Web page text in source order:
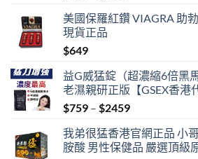
$489
美國保羅紅鑽 VIAGRA 助
現貨正品
$649
益G威猛錠（超濃縮6倍黑
老濕親研正版【GSEX香港
$759 – $2459Price
$759
through
我弟很猛香港官網正品 小
胺酸 男性保健品 嚴選頂級